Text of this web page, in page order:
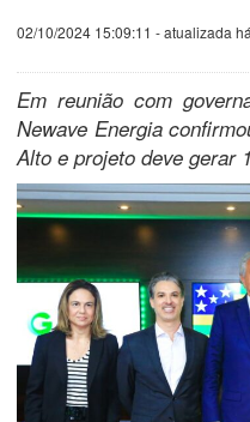
02/10/2024 15:09:11 - atualizada
Em reunião com
Newave Energia
Alto e projeto deve gerar